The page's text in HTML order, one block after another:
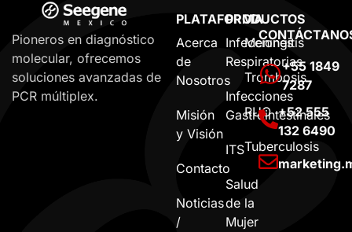
Pioneros en diagnóstico
molecular, ofrecemos
soluciones avanzadas de
PCR múltiplex.
PLATAFORMA
Acerca
de
Nosotros
Misión
y Visión
Contacto
Noticias
/
PRODUCTOS
Infecciones
Respiratorias
Infecciones
Gastrointestinales
ITS
Salud
de la
Mujer
Meningitis
Trombosis
RUO
Tuberculosis
+55 1849
7287
+52 555
132 6490